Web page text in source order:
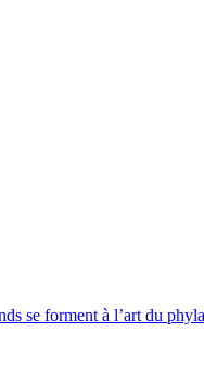
se forment à l’art du